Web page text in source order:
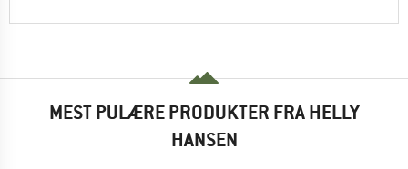
MEST PULÆRE PRODUKTER FRA HELLY
HANSEN